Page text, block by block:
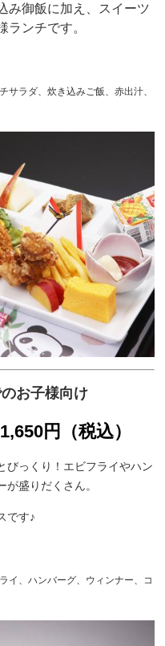
み御飯に加え、スイーツ
ランチです。
サラダ、炊き込みご飯、赤出汁、
お子様向け
円（税込）
びっくり！エビフライやハン
盛りだくさん。
です♪
イ、ハンバーグ、ウィンナー、コ